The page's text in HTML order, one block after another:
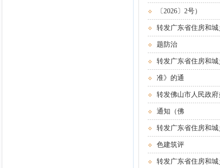
〔2026〕2号）
转发广东省住房和
题防治
转发广东省住房和
准》的通
转发佛山市人民政
通知（佛
转发广东省住房和
色建筑评
转发广东省住房和